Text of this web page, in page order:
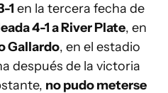
1 en la tercera fecha de
4-1 a River Plate, en
Gallardo, en el estadio
después de la victoria
no pudo meterse